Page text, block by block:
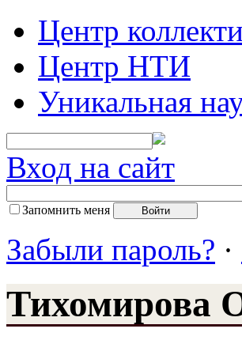
Центр
Центр НТИ
Уникальная
Вход на сайт
Запомнить меня
Забыли пароль? ·
Тихомирова